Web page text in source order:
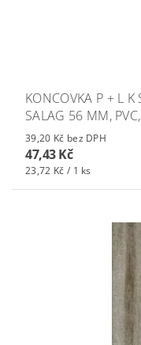
KONCOVKA P + L K
SALAG 56 MM,
39,20 Kč bez DPH
47,43 Kč
23,72 Kč / 1 ks